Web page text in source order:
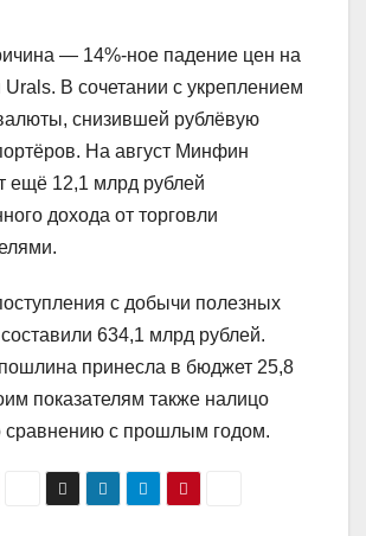
— 14%-ное падение цен на
В сочетании с укреплением
снизившей рублёвую
На август Минфин
ещё 12,1 млрд рублей
дохода от торговли
с добычи полезных
634,1 млрд рублей.
принесла в бюджет 25,8
показателям также налицо
сравнению с прошлым годом.